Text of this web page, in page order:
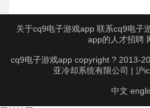
关于cq9电子游戏app 联系cq9电子
app的人才招聘
cq9电子游戏app copyright ? 2013-
亚冷却系统有限公司 | 沪
中文